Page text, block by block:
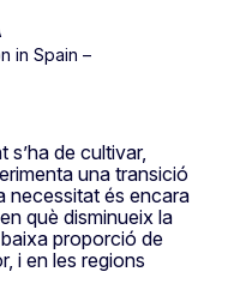
in Spain –
s’ha de cultivar,
una transició
necessitat és encara
què disminueix la
proporció de
i en les regions